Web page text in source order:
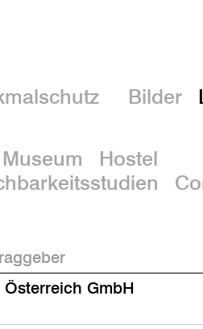
Bilder
Museum
Hostel
Österreich GmbH